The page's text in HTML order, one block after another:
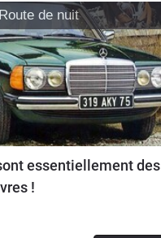
Route de nuit
essentiellement des
!